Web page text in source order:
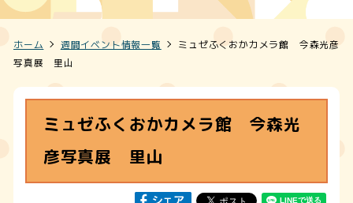
ホーム 週間イベント情報一覧
ミュゼふくおかカメラ館 今森光彦
写真展 里山
ミュゼふくおかカメラ館 今森光
彦写真展 里山